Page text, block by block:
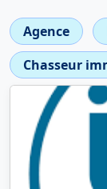
Agence
Chasseur